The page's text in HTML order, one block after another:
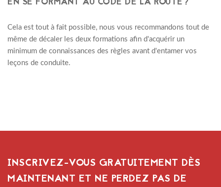
Cela est tout à fait possible, nous vous recommandons tout de
même de décaler les deux formations afin d'acquérir un
minimum de connaissances des règles avant d'entamer vos
leçons de conduite.
INSCRIVEZ-VOUS GRATUITEMENT DÈS
MAINTENANT ET NE PERDEZ PAS DE